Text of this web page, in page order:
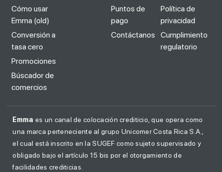
Cómo usar
Emma (old)
Conversión a
tasa cero
Promociones
Búscador de
comercios
Puntos de
pago
Contáctanos
Política de
privacidad
Cumplimiento
regulatorio
Emma es un canal de colocación crediticio, que opera como
una marca perteneciente al grupo Unicomer Costa Rica S.A.,
el cual está inscrito en la SUGEF como sujeto supervisado y
obligado bajo el artículo 15 bis por el otorgamiento de
facilidades crediticias.